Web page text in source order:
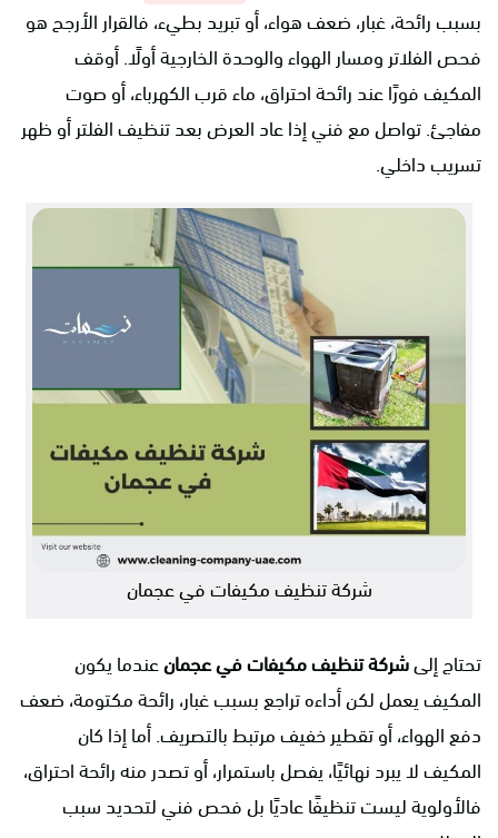
بسبب رائحة، غبار، ضعف هواء، أو تبريد بطيء، فالقرار الأرجح هو
فحص الفلاتر ومسار الهواء والوحدة الخارجية أولًا. أوقف
المكيف فورًا عند رائحة احتراق، ماء قرب الكهرباء، أو صوت
مفاجئ. تواصل مع فني إذا عاد العرض بعد تنظيف الفلتر أو ظهر
تسريب داخلي.
شركة تنظيف مكيفات في عجمان
تحتاج إلىشركة تنظيف مكيفات في عجمانعندما يكون
المكيف يعمل لكن أداءه تراجع بسبب غبار، رائحة مكتومة، ضعف
دفع الهواء، أو تقطير خفيف مرتبط بالتصريف. أما إذا كان
المكيف لا يبرد نهائيًا، يفصل باستمرار، أو تصدر منه رائحة احتراق،
فالأولوية ليست تنظيفًا عاديًا بل فحص فني لتحديد سبب